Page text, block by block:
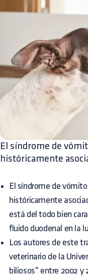
El síndrome de
históricamente
El síndrome de
históricamente
está del todo bien
fluido duodenal en la
Los autores de este
veterinario de la
biliosos" entre 2002 y